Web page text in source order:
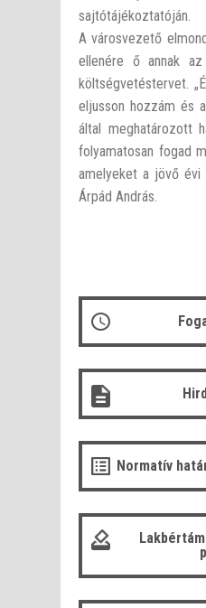
sajtótájékoztatóján.
A városvezető
ellenére ő annak
költségvetéstervet.
eljusson hozzám és
által meghatározott
folyamatosan fogad
amelyeket a jövő évi
Árpád András.
Normatív